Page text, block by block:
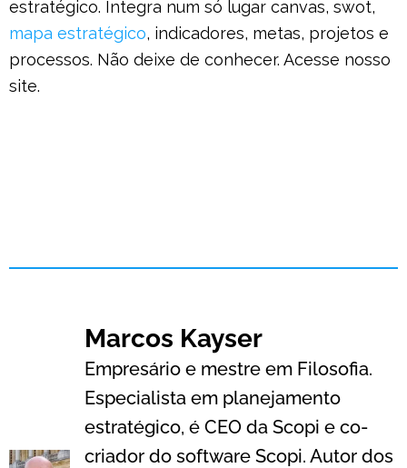
estratégico. Integra num só lugar canvas, swot,
mapa estratégico, indicadores, metas, projetos e
processos. Não deixe de conhecer. Acesse nosso
site.
Marcos Kayser
Empresário e mestre em Filosofia.
Especialista em planejamento
estratégico, é CEO da Scopi e co-
criador do software Scopi. Autor dos